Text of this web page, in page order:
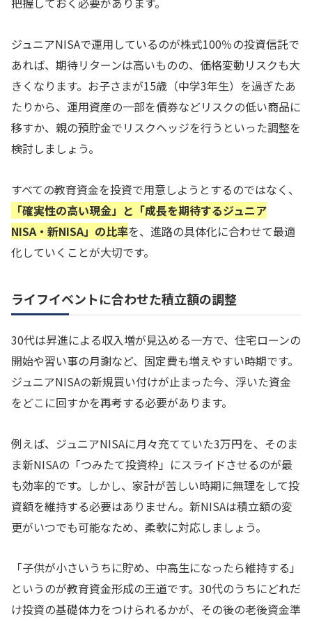
ジュニアNISAで運用しているのが株式100％の投資信託で
あれば、期待リターンは高いものの、価格変動リスクも大
きくなります。お子さまが15歳（中学3年生）を過ぎたあ
たりから、運用資産の一部を債券などリスクの低い商品に
移すか、親の預貯金でリスクヘッジを行うといった調整を
検討しましょう。
すべての教育資金を投資で用意しようとするのではなく、
「確実性の高い現金」と「成長を期待するジュニア
NISA・新NISA」の比率を、進路の具体化に合わせて最適
化していくことが大切です。
ライフイベントに合わせた積立額の調整
30代は昇進による収入増が見込める一方で、住宅ローンの
開始や習い事の月謝など、固定費も増えやすい時期です。
ジュニアNISAの新規買い付けが止まった今、浮いた資金
をどこに回すかを再考する必要があります。
例えば、ジュニアNISAに月々充てていた3万円を、そのま
ま新NISAの「つみたて投資枠」にスライドさせるのが最
も効率的です。しかし、家計が苦しい時期に無理をして投
資額を維持する必要はありません。新NISAは積立額の変
更がいつでも可能なため、柔軟に対応しましょう。
「子供が小さいうちに貯め、中高生になったら維持する」
というのが教育資金形成の王道です。30代のうちにどれだ
け投資の基礎体力をつけられるかが、その後の老後資金準